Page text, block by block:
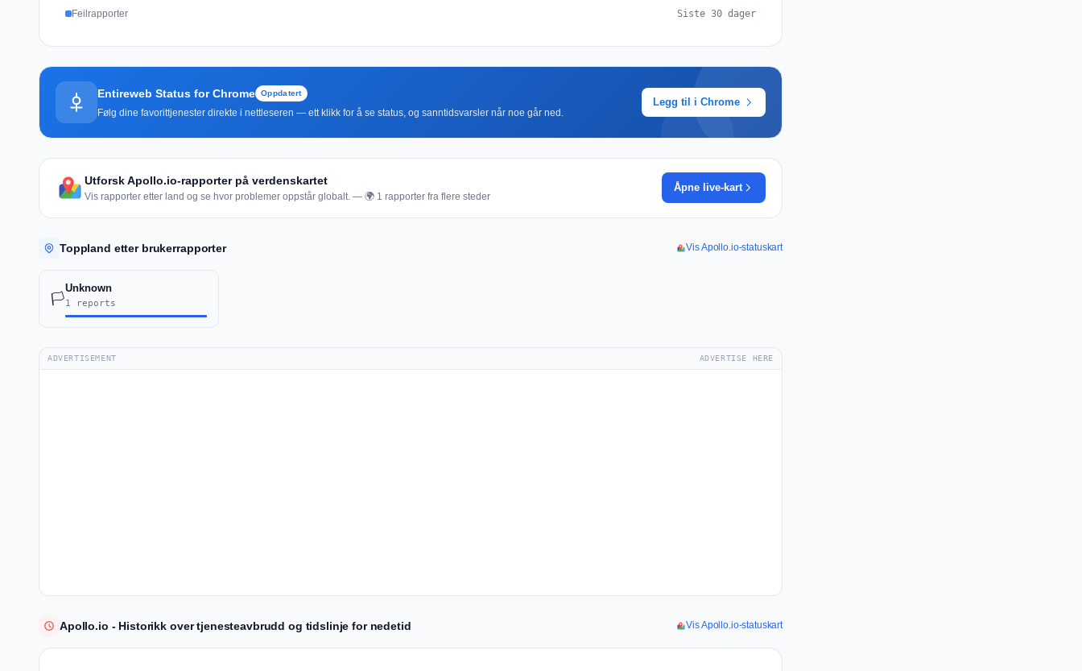
Feilrapporter Siste 30 dager
Entireweb Status for Chrome Oppdatert
Følg dine favorittjenester direkte i nettleseren — ett klikk for å se status, og sanntidsvarsler når noe går ned.
Legg til i Chrome
Utforsk Apollo.io-rapporter på verdenskartet
Vis rapporter etter land og se hvor problemer oppstår globalt. — 🌍 1 rapporter fra flere steder
Åpne live-kart
Toppland etter brukerrapporter Vis Apollo.io-statuskart
🏳️
Unknown
1 reports
ADVERTISEMENT ADVERTISE HERE
Apollo.io - Historikk over tjenesteavbrudd og tidslinje for nedetid Vis Apollo.io-statuskart